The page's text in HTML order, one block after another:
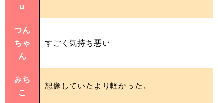
u
つん
ちゃ
ん
すごく気持ち悪い
みち
こ
想像していたより軽かった。